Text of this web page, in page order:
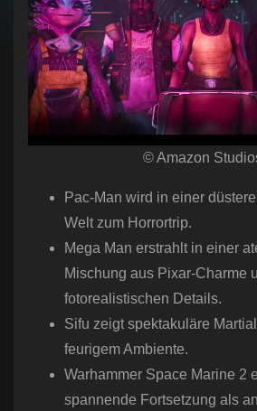
© Amazon
Pac-Man wird in einer
Welt zum Horrortrip.
Mega Man erstrahlt in einer
Mischung aus Pixar-Charme
fotorealistischen Details.
Sifu zeigt spektakuläre
feurigem Ambiente.
Warhammer Space Marine 2
spannende Fortsetzung als